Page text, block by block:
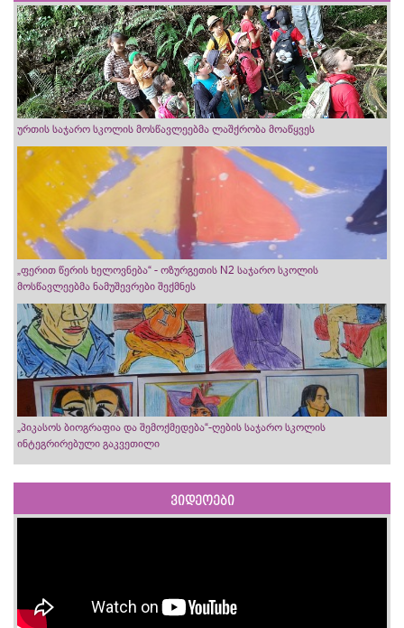
ურთის საჯარო სკოლის მოსწავლეებმა ლაშქრობა მოაწყვეს
„ფერით წერის ხელოვნება“ - ოზურგეთის N2 საჯარო სკოლის
მოსწავლეებმა ნამუშევრები შექმნეს
„პიკასოს ბიოგრაფია და შემოქმედება“-ღების საჯარო სკოლის
ინტეგრირებული გაკვეთილი
ვიდეოები